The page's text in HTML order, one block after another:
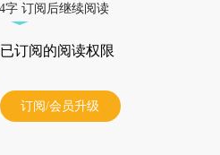
字 订阅后继续阅读
订阅的阅读权限
订阅/会员升级